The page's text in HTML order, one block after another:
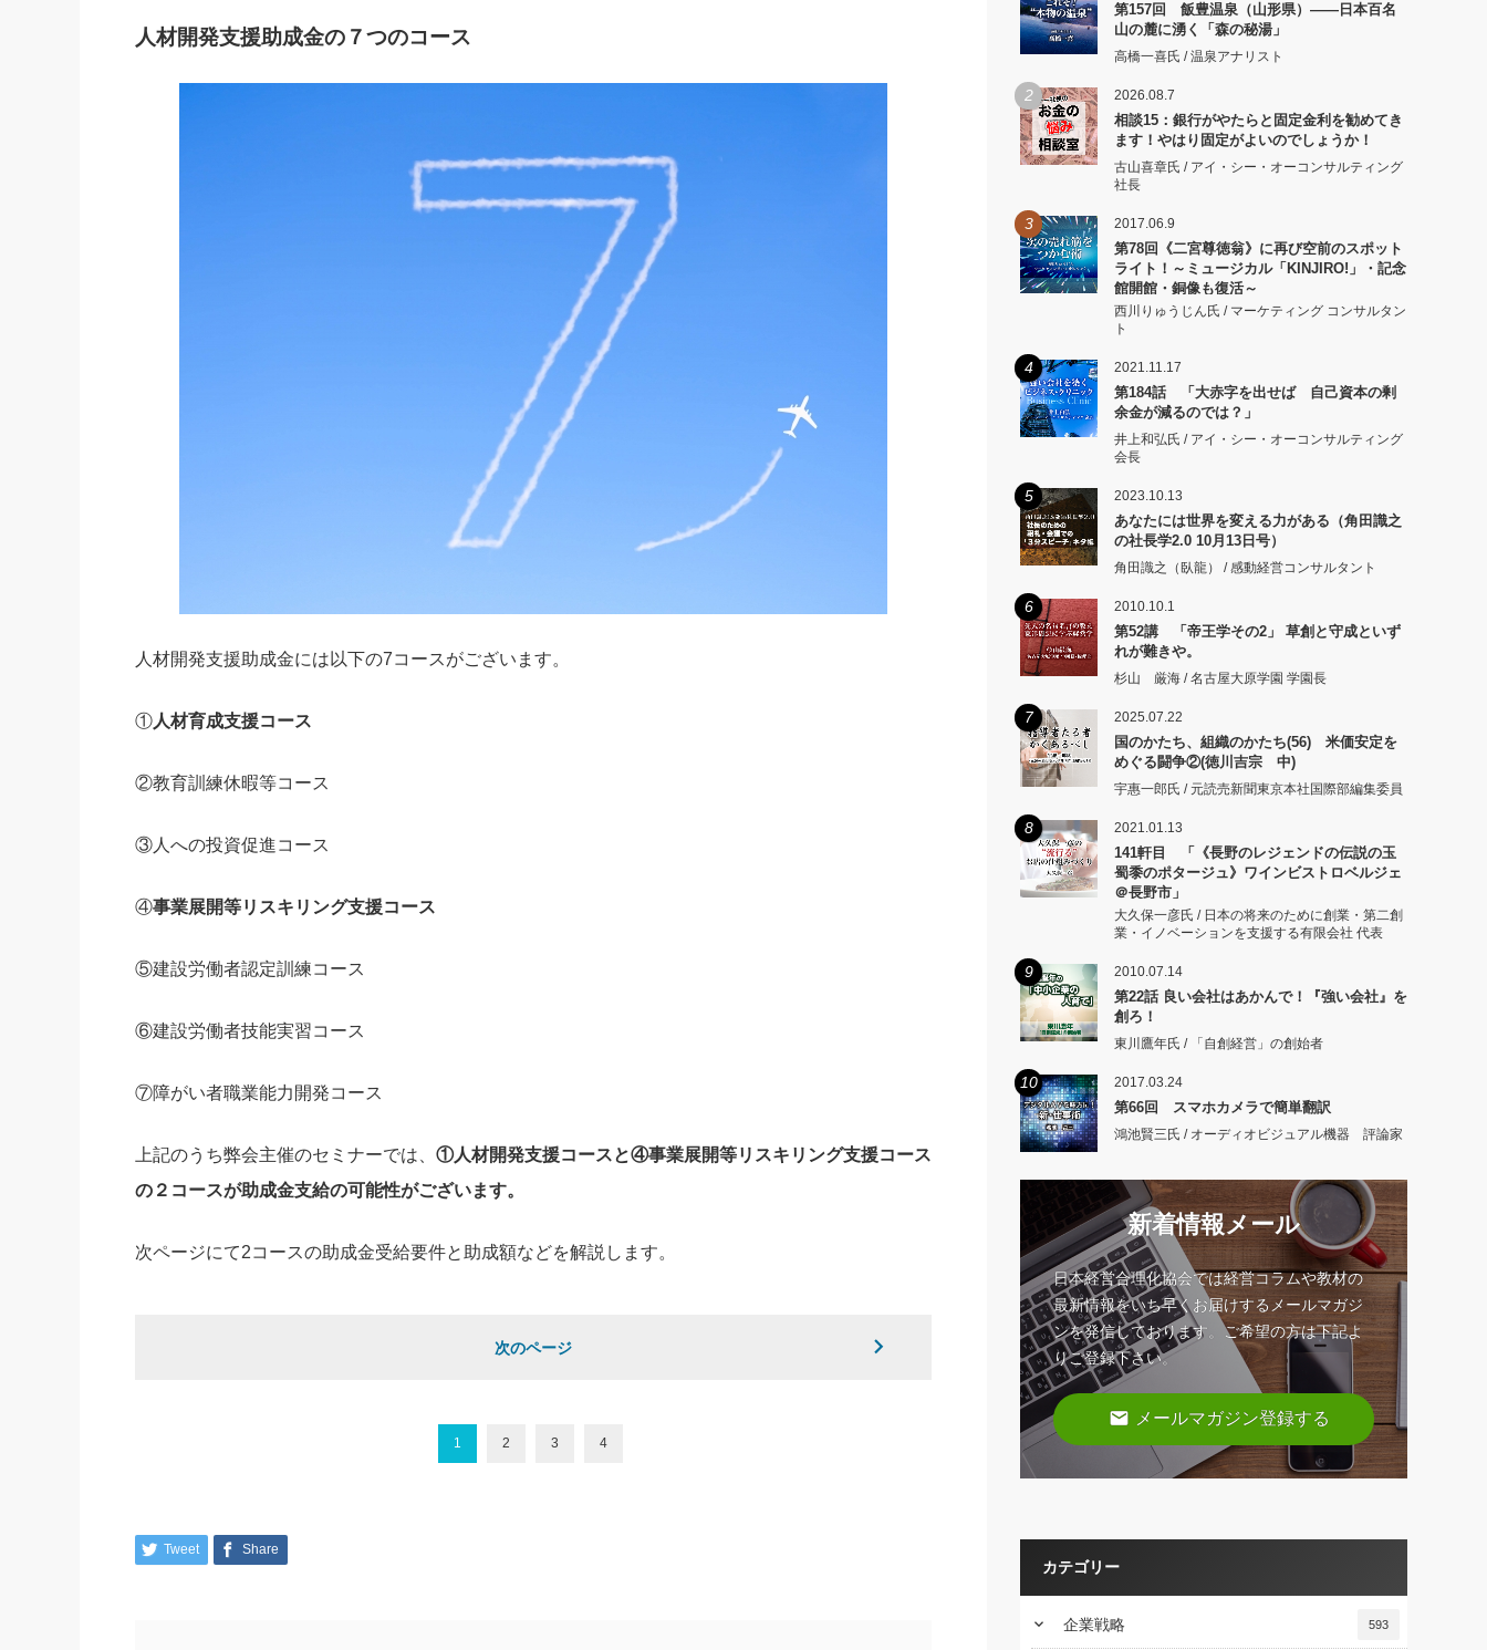
人材開発支援助成金の７つのコース
人材開発支援助成金には以下の7コースがございます。
①人材育成支援コース
②教育訓練休暇等コース
③人への投資促進コース
④事業展開等リスキリング支援コース
⑤建設労働者認定訓練コース
⑥建設労働者技能実習コース
⑦障がい者職業能力開発コース
上記のうち弊会主催のセミナーでは、 ①人材開発支援コースと④事業展開等リスキリング支援コース
の２コースが助成金支給の可能性がございます。
次ページにて2コースの助成金受給要件と助成額などを解説します。
次のページ
1 2 3 4
Tweet Share
第157回 飯豊温泉（山形県）――日本百名
山の麓に湧く「森の秘湯」
高橋一喜氏 / 温泉アナリスト
2 2026.08.7
相談15：銀行がやたらと固定金利を勧めてき
ます！やはり固定がよいのでしょうか！
古山喜章氏 / アイ・シー・オーコンサルティング
社長
3 2017.06.9
第78回《二宮尊徳翁》に再び空前のスポット
ライト！～ミュージカル「KINJIRO!」・記念
館開館・銅像も復活～
西川りゅうじん氏 / マーケティング コンサルタン
ト
4 2021.11.17
第184話 「大赤字を出せば 自己資本の剰
余金が減るのでは？」
井上和弘氏 / アイ・シー・オーコンサルティング
会長
5 2023.10.13
あなたには世界を変える力がある（角田識之
の社長学2.0 10月13日号）
角田識之（臥龍） / 感動経営コンサルタント
6 2010.10.1
第52講 「帝王学その2」 草創と守成といず
れが難きや。
杉山 厳海 / 名古屋大原学園 学園長
7 2025.07.22
国のかたち、組織のかたち(56) 米価安定を
めぐる闘争②(徳川吉宗 中)
宇惠一郎氏 / 元読売新聞東京本社国際部編集委員
8 2021.01.13
141軒目 「《長野のレジェンドの伝説の玉
蜀黍のポタージュ》ワインビストロベルジェ
＠長野市」
大久保一彦氏 / 日本の将来のために創業・第二創
業・イノベーションを支援する有限会社 代表
9 2010.07.14
第22話 良い会社はあかんで！『強い会社』を
創ろ！
東川鷹年氏 / 「自創経営」の創始者
10 2017.03.24
第66回 スマホカメラで簡単翻訳
鴻池賢三氏 / オーディオビジュアル機器 評論家
新着情報メール
日本経営合理化協会では経営コラムや教材の
最新情報をいち早くお届けするメールマガジ
ンを発信しております。ご希望の方は下記よ
りご登録下さい。
email メールマガジン登録する
カテゴリー
keyboard_arrow_down 企業戦略 593